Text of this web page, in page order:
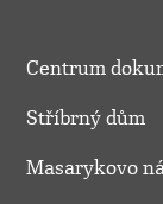
Centrum
Stříbrný dům
Masarykovo